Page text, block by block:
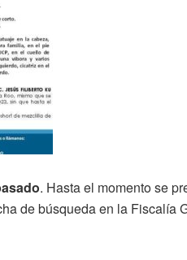
. Hasta el momento se
de búsqueda en la Fiscalía